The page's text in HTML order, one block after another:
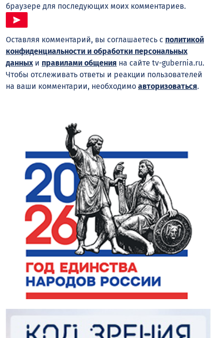
браузере для последующих моих комментариев.
Оставляя комментарий, вы соглашаетесь с политикой
конфиденциальности и обработки персональных
данныхи правилами общения на сайте tv-gubernia.ru.
Чтобы отслеживать ответы и реакции пользователей
на ваши комментарии, необходимо авторизоваться.